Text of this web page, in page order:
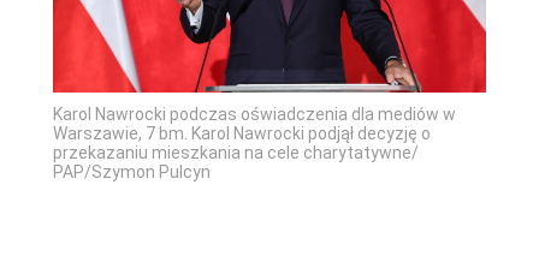
Karol Nawrocki podczas oświadczenia dla mediów w
Warszawie, 7 bm. Karol Nawrocki podjął decyzję o
przekazaniu mieszkania na cele charytatywne/
PAP/Szymon Pulcyn